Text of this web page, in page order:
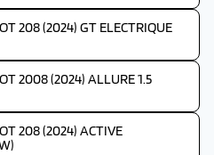
208 (2024) GT ELECTRIQUE
2008 (2024) ALLURE 1.5
208 (2024) ACTIVE